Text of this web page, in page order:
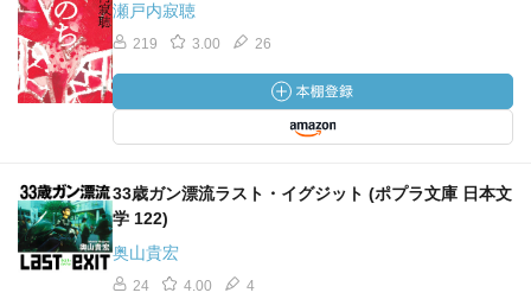
瀬戸内寂聴
219 3.00 26
33歳ガン漂流ラスト・イグジット (ポプラ文庫 日本文
学 122)
奥山貴宏
24 4.00 4